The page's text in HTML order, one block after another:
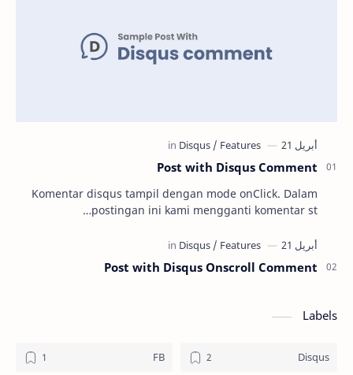
Post with Disqus Comment
Komentar disqus tampil dengan mode onClick. Dalam
postingan ini kami mengganti komentar st…
Post with Disqus Onscroll Comment
Labels
Disqus
FB